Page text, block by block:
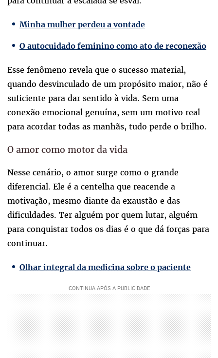
Minha mulher perdeu a vontade
O autocuidado feminino como ato de reconexão
Esse fenômeno revela que o sucesso material,
quando desvinculado de um propósito maior, não é
suficiente para dar sentido à vida. Sem uma
conexão emocional genuína, sem um motivo real
para acordar todas as manhãs, tudo perde o brilho.
O amor como motor da vida
Nesse cenário, o amor surge como o grande
diferencial. Ele é a centelha que reacende a
motivação, mesmo diante da exaustão e das
dificuldades. Ter alguém por quem lutar, alguém
para conquistar todos os dias é o que dá forças para
continuar.
Olhar integral da medicina sobre o paciente